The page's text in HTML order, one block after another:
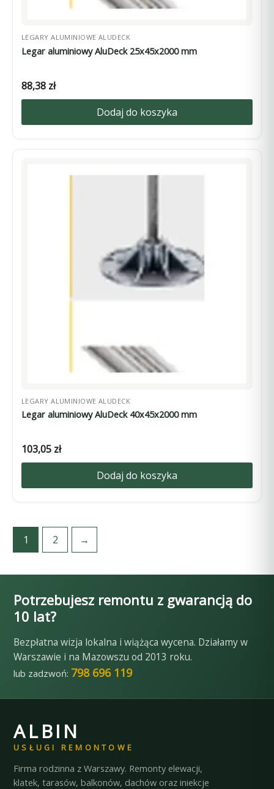
LEGARY ALUMINIOWE ALUDECK
Legar aluminiowy AluDeck 25x45x2000 mm
88,38 zł
Dodaj do koszyka
LEGARY ALUMINIOWE ALUDECK
Legar aluminiowy AluDeck 40x45x2000 mm
103,05 zł
Dodaj do koszyka
1 2 →
Potrzebujesz remontu z gwarancją do
10 lat?
Bezpłatna wizja lokalna i wiążąca wycena. Działamy w
Warszawie i na Mazowszu od 2013 roku.
lub zadzwoń: 798 696 119
ALBIN
USŁUGI REMONTOWE
Firma rodzinna z Warszawy. Remonty elewacji,
klatek, tarasów, balkonów, dachów oraz iniekcje